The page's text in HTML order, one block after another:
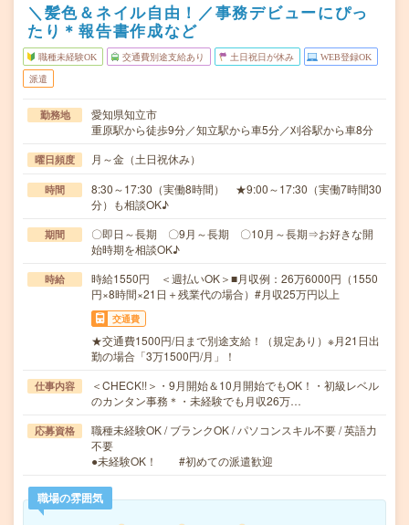
＼髪色＆ネイル自由！／事務デビューにぴっ
たり＊報告書作成など
職種未経験OK 交通費別途支給あり 土日祝日が休み WEB登録OK
派遣
勤務地
愛知県知立市
重原駅から徒歩9分／知立駅から車5分／刈谷駅から車8分
曜日頻度 月～金（土日祝休み）
時間
8:30～17:30（実働8時間） ★9:00～17:30（実働7時間30
分）も相談OK♪
期間
〇即日～長期 〇9月～長期 〇10月～長期⇒お好きな開
始時期を相談OK♪
時給
時給1550円 ＜週払いOK＞■月収例：26万6000円（1550
円×8時間×21日＋残業代の場合）#月収25万円以上
交通費
★交通費1500円/日まで別途支給！（規定あり）※月21日出
勤の場合「3万1500円/月」！
仕事内容
＜CHECK!!＞・9月開始＆10月開始でもOK！・初級レベル
のカンタン事務＊・未経験でも月収26万…
応募資格
職種未経験OK / ブランクOK / パソコンスキル不要 / 英語力
不要
●未経験OK！ #初めての派遣歓迎
職場の雰囲気